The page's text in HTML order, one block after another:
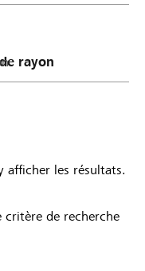
afficher les résultats.
de recherche